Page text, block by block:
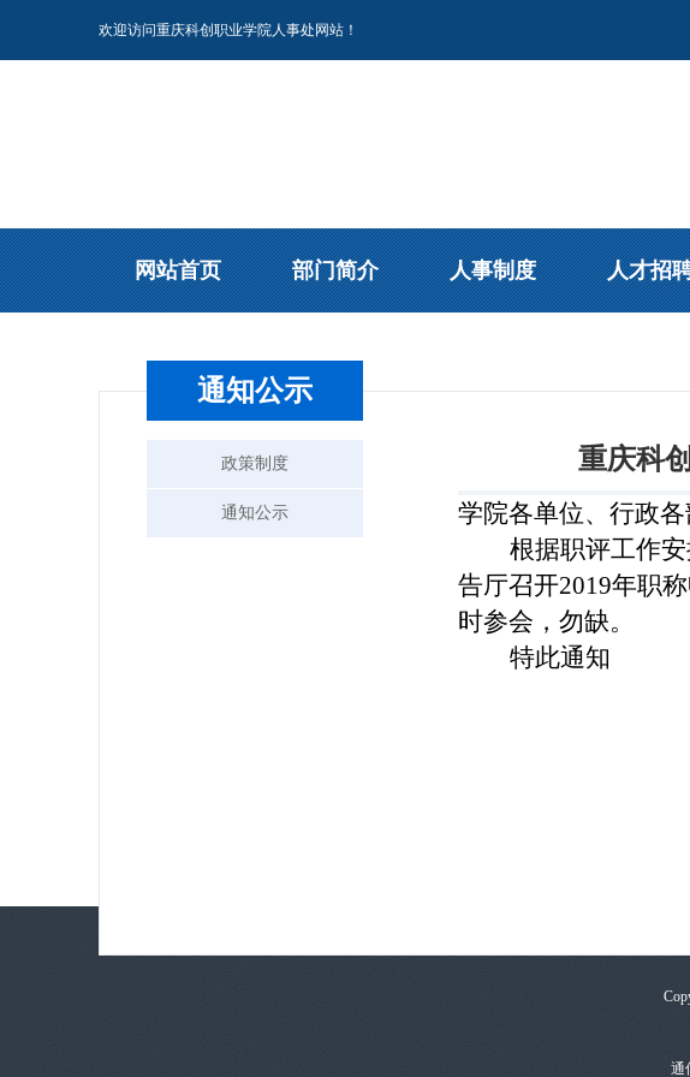
欢迎访问重庆科创职业学院人事处网站！
网站首页 部门简介 人事制度 人才招
通知公示
政策制度
通知公示
重庆科
学院各单位、行政各
根据职评工作
告厅召开2019年职
时参会，勿缺。
特此通知
通